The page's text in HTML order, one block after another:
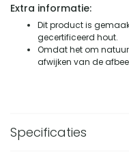
Extra informatie:
Dit product is
gecertificeerd hout.
Omdat het om
afwijken van de
Specificaties